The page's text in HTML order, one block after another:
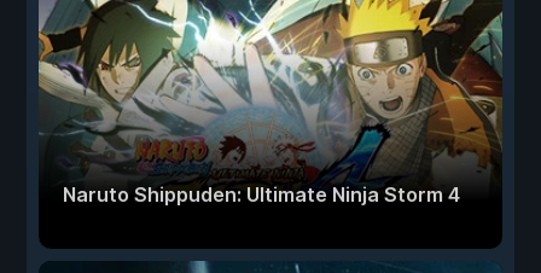
Naruto Shippuden: Ultimate Ninja Storm 4